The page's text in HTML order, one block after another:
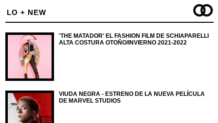
LO + NEW
'THE MATADOR' EL FASHION FILM DE SCHIAPARELLI
ALTA COSTURA OTOÑO/INVIERNO 2021-2022
VIUDA NEGRA - ESTRENO DE LA NUEVA PELÍCULA
DE MARVEL STUDIOS